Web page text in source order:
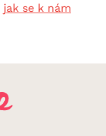
jak se k nám